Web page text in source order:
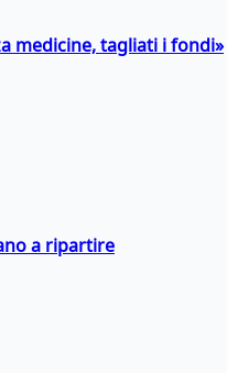
medicine, tagliati i fondi»
a ripartire